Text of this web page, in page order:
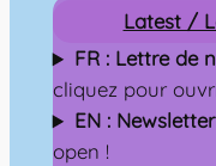
Latest /
FR : Lettre de
cliquez pour
EN :
open !